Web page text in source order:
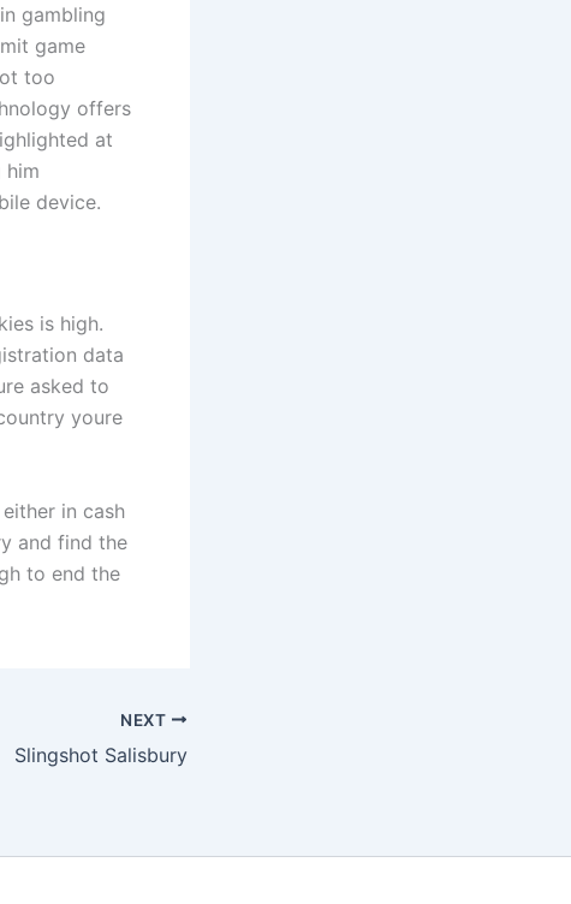
gambling
game
too
offers
at
him
device.
is high.
data
asked to
youre
in cash
and find the
to end the
NEXT
Slingshot Salisbury